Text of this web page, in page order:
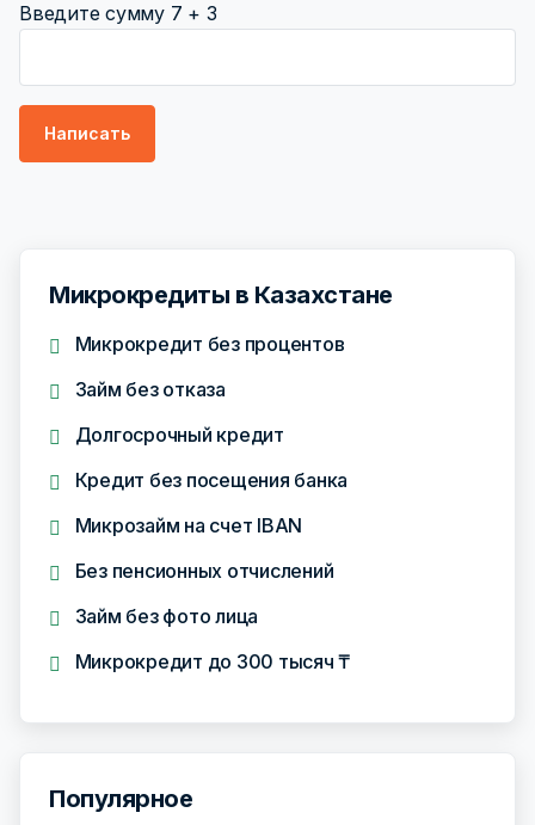
Введите сумму 7 + 3
Микрокредиты в Казахстане
Микрокредит без процентов
Займ без отказа
Долгосрочный кредит
Кредит без посещения банка
Микрозайм на счет IBAN
Без пенсионных отчислений
Займ без фото лица
Микрокредит до 300 тысяч ₸
Популярное